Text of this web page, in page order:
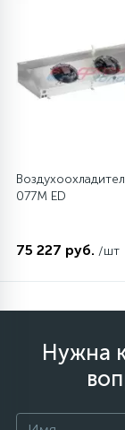
077M ED
75 227 руб. /шт
Нужна